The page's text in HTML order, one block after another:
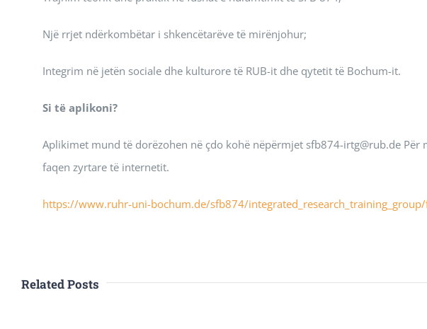
Një rrjet ndërkombëtar i shkencëtarëve të mirënjohur;
Integrim në jetën sociale dhe kulturore të RUB-it dhe qytetit të Bochum-it.
Si të aplikoni?
Aplikimet mund të dorëzohen në çdo kohë nëpërmjet sfb874-irtg@rub.de
faqen zyrtare të internetit.
https://www.ruhr-uni-bochum.de/sfb874/
Related Posts